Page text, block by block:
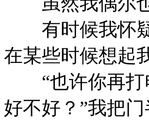
有时候我怀疑
在某些时候想起
“也许你再打
好不好？”我把